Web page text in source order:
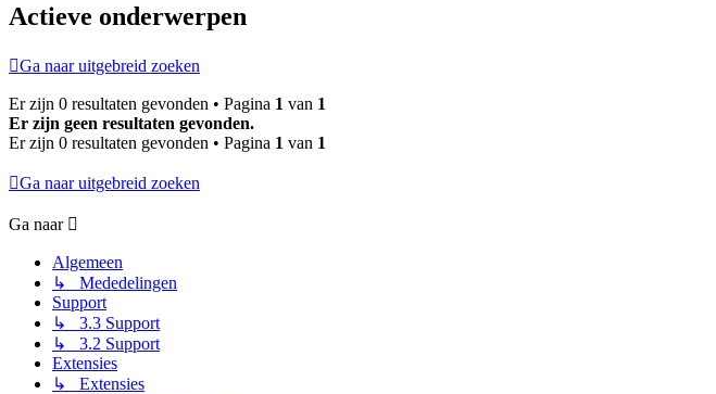
Actieve onderwerpen
Ga naar uitgebreid zoeken
Er zijn 0 resultaten gevonden • Pagina 1 van 1
Er zijn geen resultaten gevonden.
Er zijn 0 resultaten gevonden • Pagina 1 van 1
Ga naar uitgebreid zoeken
Ga naar
Algemeen
↳ Mededelingen
Support
↳ 3.3 Support
↳ 3.2 Support
Extensies
↳ Extensies